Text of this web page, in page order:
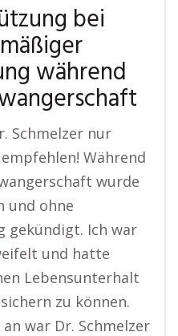
bei
während
Schmelzer nur
Während
wurde
und ohne
gekündigt. Ich war
und hatte
Lebensunterhalt
zu können.
war Dr. Schmelzer